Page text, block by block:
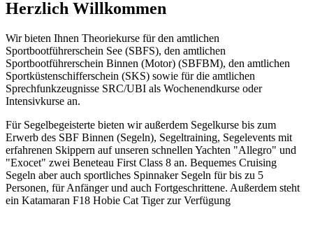
Herzlich Willkommen
Wir bieten Ihnen Theoriekurse für den amtlichen
Sportbootführerschein See (SBFS), den amtlichen
Sportbootführerschein Binnen (Motor) (SBFBM), den amtlichen
Sportküstenschifferschein (SKS) sowie für die amtlichen
Sprechfunkzeugnisse SRC/UBI als Wochenendkurse oder
Intensivkurse an.
Für Segelbegeisterte bieten wir außerdem Segelkurse bis zum
Erwerb des SBF Binnen (Segeln), Segeltraining, Segelevents mit
erfahrenen Skippern auf unseren schnellen Yachten "Allegro" und
"Exocet" zwei Beneteau First Class 8 an. Bequemes Cruising
Segeln aber auch sportliches Spinnaker Segeln für bis zu 5
Personen, für Anfänger und auch Fortgeschrittene. Außerdem steht
ein Katamaran F18 Hobie Cat Tiger zur Verfügung